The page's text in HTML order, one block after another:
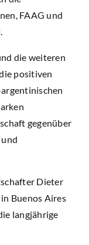
FAAG und
die weiteren
positiven
gegenüber
Dieter
Buenos Aires
langjährige